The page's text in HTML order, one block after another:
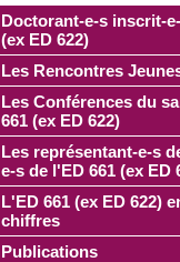
Doctorant-e-s inscrit-
(ex ED 622)
Les Rencontres
Les Conférences du
661 (ex ED 622)
Les représentant-e-s
e-s de l'ED 661 (ex ED
L'ED 661 (ex ED 622)
chiffres
Publications